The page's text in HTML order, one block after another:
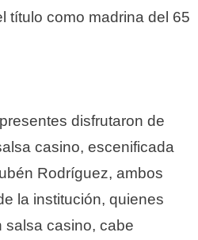
título como madrina del 65
disfrutaron de
casino, escenificada
Rodríguez, ambos
la institución, quienes
salsa casino, cabe